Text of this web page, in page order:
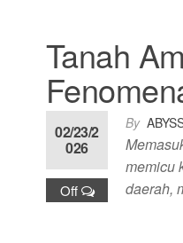
Tanah
By
02/23/2
026
Off
memicu
daerah,